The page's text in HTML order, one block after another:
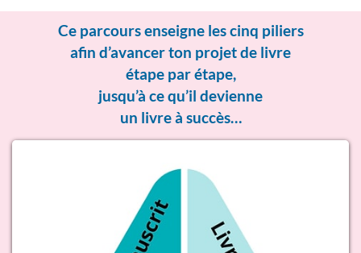
Ce parcours enseigne les cinq piliers
afin d’avancer ton projet de livre
étape par étape,
jusqu’à ce qu’il devienne
un livre à succès…